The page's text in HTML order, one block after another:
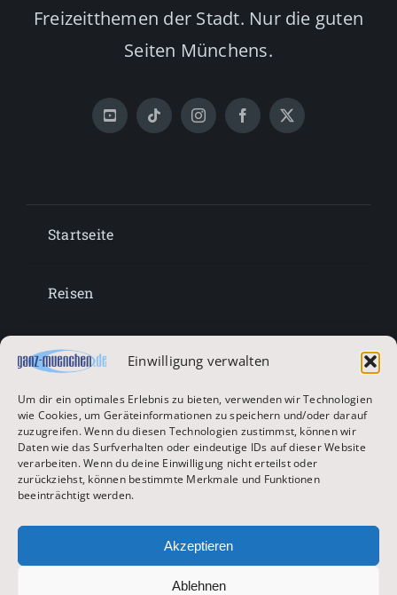
Einwilligung verwalten
Um dir ein optimales Erlebnis zu bieten, verwenden wir Technologien
wie Cookies, um Geräteinformationen zu speichern und/oder darauf
zuzugreifen. Wenn du diesen Technologien zustimmst, können wir
Daten wie das Surfverhalten oder eindeutige IDs auf dieser Website
verarbeiten. Wenn du deine Einwilligung nicht erteilst oder
zurückziehst, können bestimmte Merkmale und Funktionen
beeinträchtigt werden.
Akzeptieren
Ablehnen
Freizeitthemen der Stadt. Nur die guten
Seiten Münchens.
Startseite
Reisen
Lifestyle
Entertainment
Oktoberfest & Volksfeste
Zur Hauptseite